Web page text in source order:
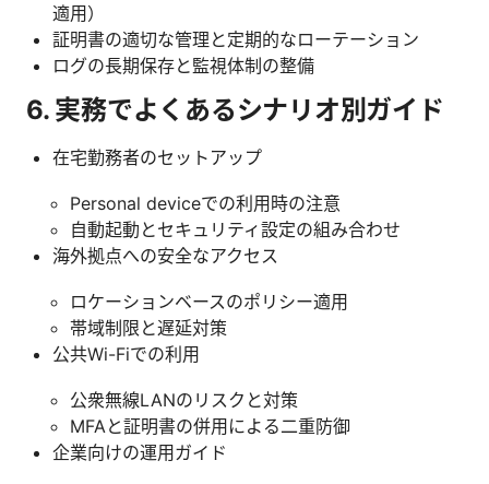
適用）
証明書の適切な管理と定期的なローテーション
ログの長期保存と監視体制の整備
6. 実務でよくあるシナリオ別ガイド
在宅勤務者のセットアップ
Personal deviceでの利用時の注意
自動起動とセキュリティ設定の組み合わせ
海外拠点への安全なアクセス
ロケーションベースのポリシー適用
帯域制限と遅延対策
公共Wi-Fiでの利用
公衆無線LANのリスクと対策
MFAと証明書の併用による二重防御
企業向けの運用ガイド